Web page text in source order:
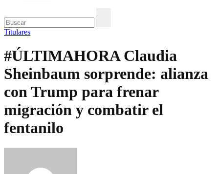
Titulares
#ÚLTIMAHORA Claudia
Sheinbaum sorprende: alianza
con Trump para frenar
migración y combatir el
fentanilo